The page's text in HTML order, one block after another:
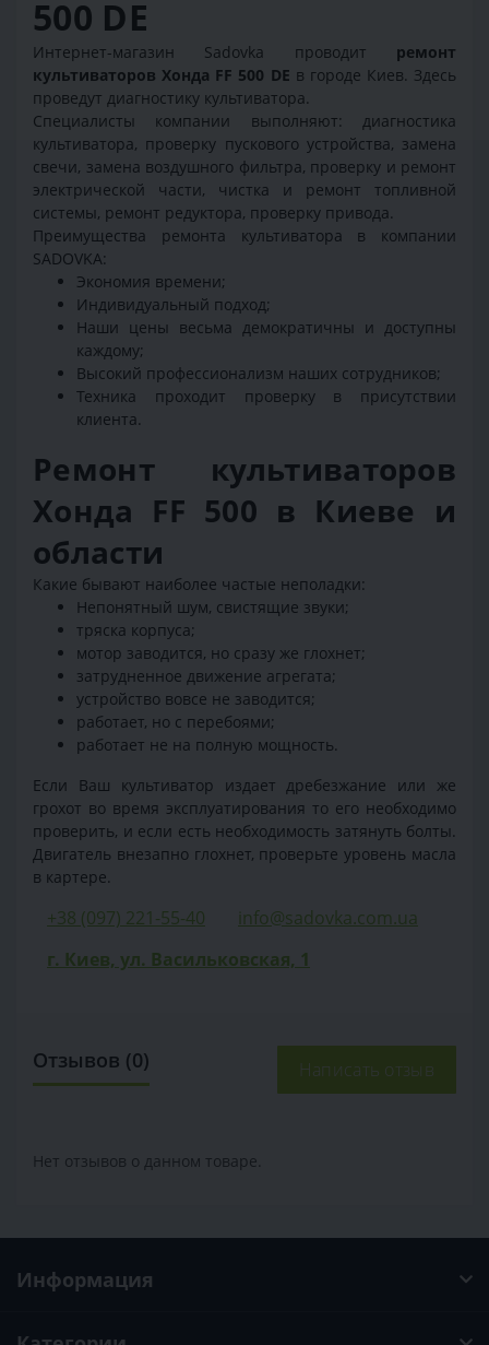
500 DE
Интернет-магазин Sadovka проводит ремонт
культиваторов Хонда FF 500 DE в городе Киев. Здесь
проведут диагностику культиватора.
Специалисты компании выполняют: диагностика
культиватора, проверку пускового устройства, замена
свечи, замена воздушного фильтра, проверку и ремонт
электрической части, чистка и ремонт топливной
системы, ремонт редуктора, проверку привода.
Преимущества ремонта культиватора в компании
SADOVKA:
Экономия времени;
Индивидуальный подход;
Наши цены весьма демократичны и доступны
каждому;
Высокий профессионализм наших сотрудников;
Техника проходит проверку в присутствии
клиента.
Ремонт культиваторов
Хонда FF 500 в Киеве и
области
Какие бывают наиболее частые неполадки:
Непонятный шум, свистящие звуки;
тряска корпуса;
мотор заводится, но сразу же глохнет;
затрудненное движение агрегата;
устройство вовсе не заводится;
работает, но с перебоями;
работает не на полную мощность.
Если Ваш культиватор издает дребезжание или же
грохот во время эксплуатирования то его необходимо
проверить, и если есть необходимость затянуть болты.
Двигатель внезапно глохнет, проверьте уровень масла
в картере.
+38 (097) 221-55-40
info@sadovka.com.ua
г. Киев, ул. Васильковская, 1
Отзывов (0) Написать отзыв
Нет отзывов о данном товаре.
Информация